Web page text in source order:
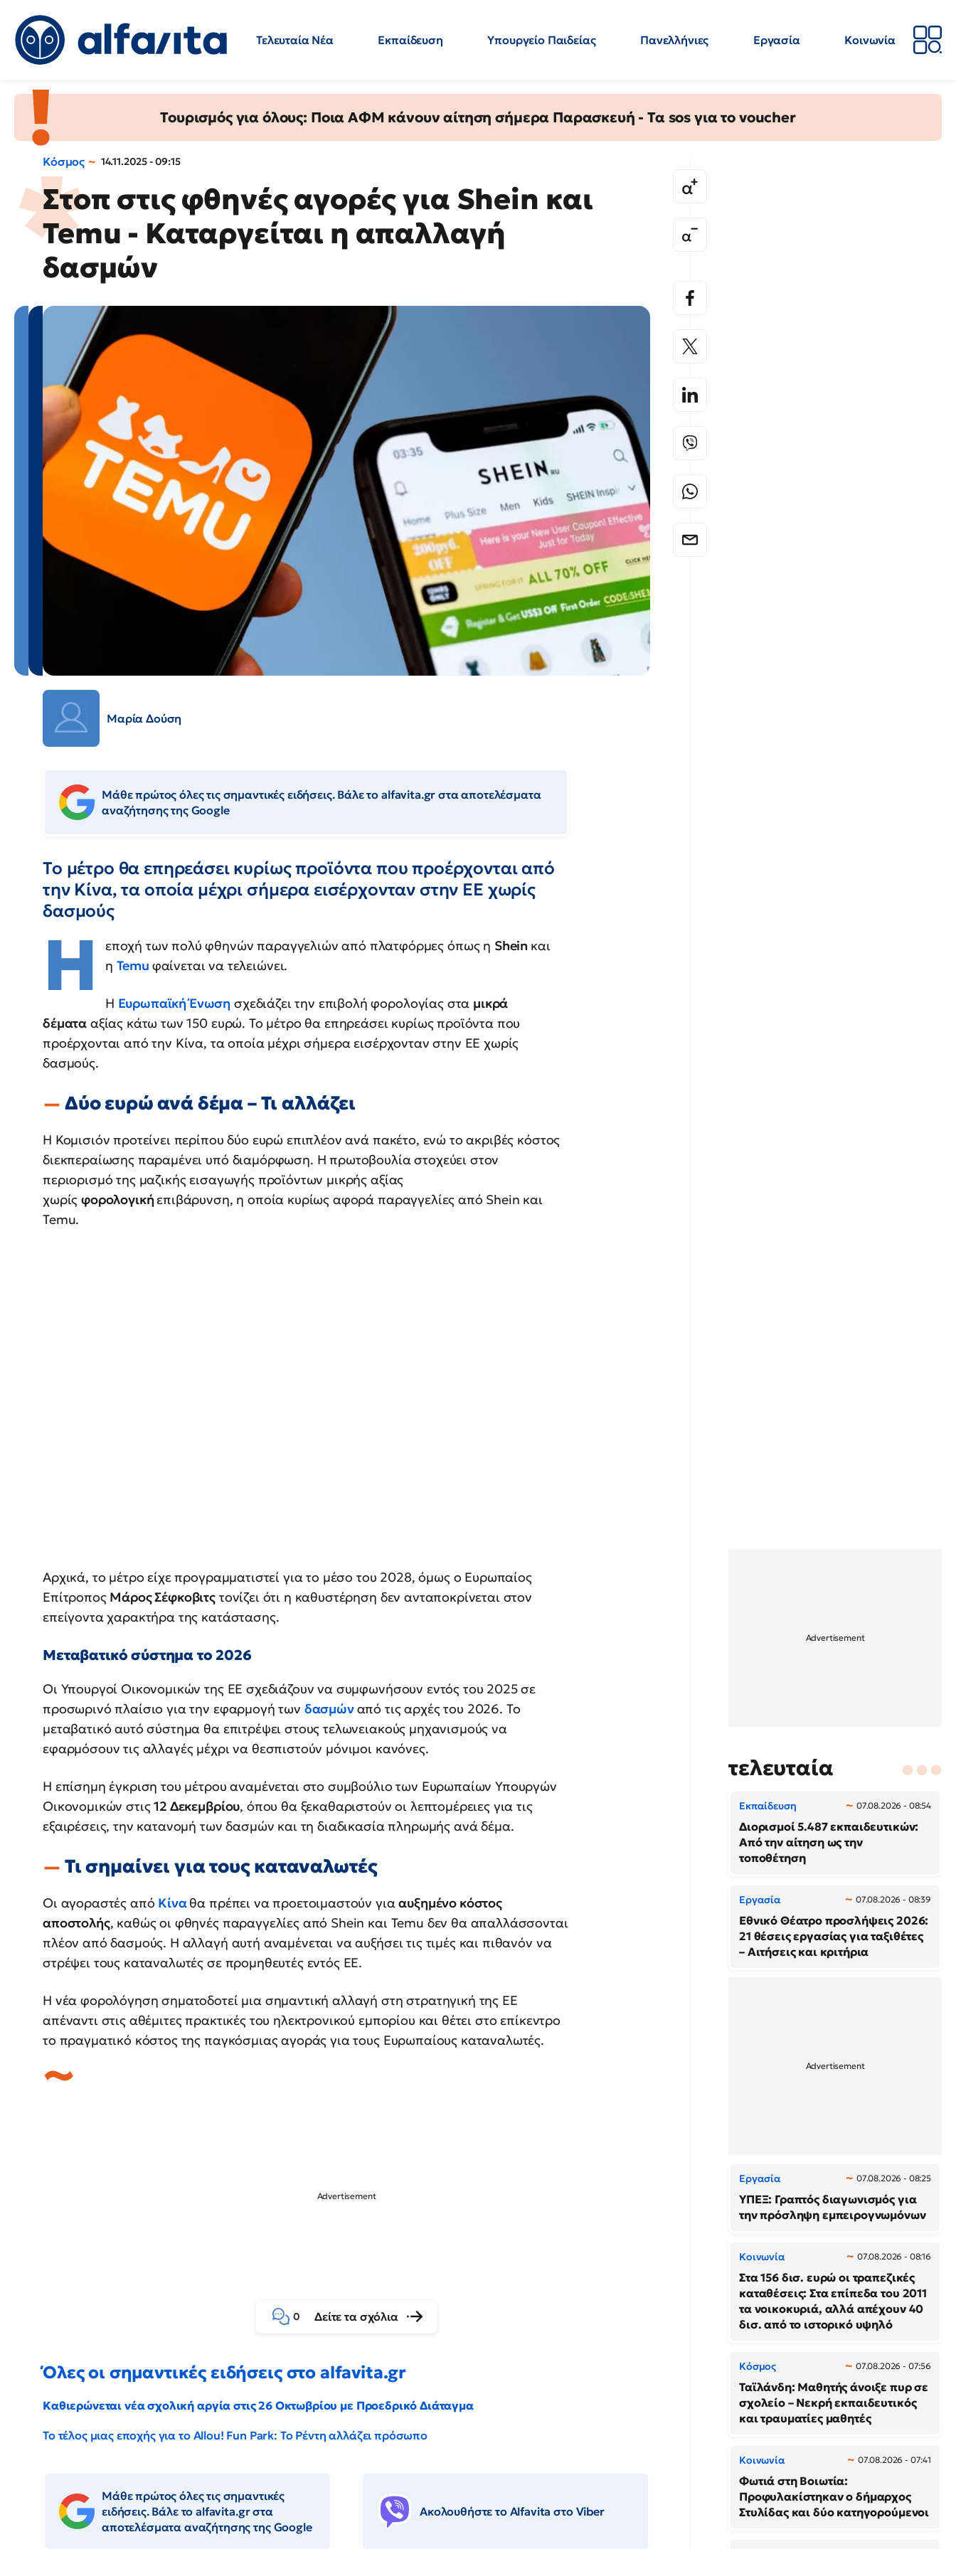
Τελευταία Νέα Εκπαίδευση Υπουργείο Παιδείας Πανελλήνιες Εργασία
Κοινωνία
Τουρισμός για όλους: Ποια ΑΦΜ κάνουν αίτηση σήμερα Παρασκευή - Τα sos για το voucher
Κόσμος 14.11.2025 - 09:15
Στοπ στις φθηνές αγορές για Shein και
Temu - Καταργείται η απαλλαγή
δασμών
Μαρία Δούση
Μάθε πρώτος όλες τις σημαντικές ειδήσεις. Βάλε το alfavita.gr στα αποτελέσματα
αναζήτησης της Google
Το μέτρο θα επηρεάσει κυρίως προϊόντα που προέρχονται από
την Κίνα, τα οποία μέχρι σήμερα εισέρχονταν στην ΕΕ χωρίς
δασμούς
Η εποχή των πολύ φθηνών παραγγελιών από πλατφόρμες όπως η Shein και
η Temu φαίνεται να τελειώνει.
Η Ευρωπαϊκή Ένωση σχεδιάζει την επιβολή φορολογίας στα μικρά
δέματα αξίας κάτω των 150 ευρώ. Το μέτρο θα επηρεάσει κυρίως προϊόντα που
προέρχονται από την Κίνα, τα οποία μέχρι σήμερα εισέρχονταν στην ΕΕ χωρίς
δασμούς.
Δύο ευρώ ανά δέμα – Τι αλλάζει
Η Κομισιόν προτείνει περίπου δύο ευρώ επιπλέον ανά πακέτο, ενώ το ακριβές κόστος
διεκπεραίωσης παραμένει υπό διαμόρφωση. Η πρωτοβουλία στοχεύει στον
περιορισμό της μαζικής εισαγωγής προϊόντων μικρής αξίας
χωρίςφορολογικήεπιβάρυνση, η οποία κυρίως αφορά παραγγελίες από Shein και
Temu.
Αρχικά, το μέτρο είχε προγραμματιστεί για το μέσο του 2028, όμως ο Ευρωπαίος
Επίτροπος Μάρος Σέφκοβιτς τονίζει ότι η καθυστέρηση δεν ανταποκρίνεται στον
επείγοντα χαρακτήρα της κατάστασης.
Μεταβατικό σύστημα το 2026
Οι Υπουργοί Οικονομικών της ΕΕ σχεδιάζουν να συμφωνήσουν εντός του 2025 σε
προσωρινό πλαίσιο για την εφαρμογή των δασμώναπό τις αρχές του 2026. Το
μεταβατικό αυτό σύστημα θα επιτρέψει στους τελωνειακούς μηχανισμούς να
εφαρμόσουν τις αλλαγές μέχρι να θεσπιστούν μόνιμοι κανόνες.
Η επίσημη έγκριση του μέτρου αναμένεται στο συμβούλιο των Ευρωπαίων Υπουργών
Οικονομικών στις12 Δεκεμβρίου, όπου θα ξεκαθαριστούν οι λεπτομέρειες για τις
εξαιρέσεις, την κατανομή των δασμών και τη διαδικασία πληρωμής ανά δέμα.
Τι σημαίνει για τους καταναλωτές
Οι αγοραστές από Κίναθα πρέπει να προετοιμαστούν γιααυξημένο κόστος
αποστολής, καθώς οι φθηνές παραγγελίες από Shein και Temu δεν θα απαλλάσσονται
πλέον από δασμούς. Η αλλαγή αυτή αναμένεται να αυξήσει τις τιμές και πιθανόν να
στρέψει τους καταναλωτές σε προμηθευτές εντός ΕΕ.
Η νέα φορολόγηση σηματοδοτεί μια σημαντική αλλαγή στη στρατηγική της ΕΕ
απέναντι στις αθέμιτες πρακτικές του ηλεκτρονικού εμπορίου και θέτει στο επίκεντρο
το πραγματικό κόστος της παγκόσμιας αγοράς για τους Ευρωπαίους καταναλωτές.
0 Δείτε τα σχόλια
Όλες οι σημαντικές ειδήσεις στο alfavita.gr
Καθιερώνεται νέα σχολική αργία στις 26 Οκτωβρίου με Προεδρικό Διάταγμα
Το τέλος μιας εποχής για το Allou! Fun Park: Το Ρέντη αλλάζει πρόσωπο
Μάθε πρώτος όλες τις σημαντικές
ειδήσεις. Βάλε το alfavita.gr στα
αποτελέσματα αναζήτησης της Google
Ακολουθήστε το Αlfavita στο Viber
τελευταία
Εκπαίδευση 07.08.2026 - 08:54
Διορισμοί 5.487 εκπαιδευτικών:
Από την αίτηση ως την
τοποθέτηση
Εργασία 07.08.2026 - 08:39
Εθνικό Θέατρο προσλήψεις 2026:
21 θέσεις εργασίας για ταξιθέτες
– Αιτήσεις και κριτήρια
Εργασία 07.08.2026 - 08:25
ΥΠΕΞ: Γραπτός διαγωνισμός για
την πρόσληψη εμπειρογνωμόνων
Κοινωνία 07.08.2026 - 08:16
Στα 156 δισ. ευρώ οι τραπεζικές
καταθέσεις: Στα επίπεδα του 2011
τα νοικοκυριά, αλλά απέχουν 40
δισ. από το ιστορικό υψηλό
Κόσμος 07.08.2026 - 07:56
Ταϊλάνδη: Μαθητής άνοιξε πυρ σε
σχολείο – Νεκρή εκπαιδευτικός
και τραυματίες μαθητές
Κοινωνία 07.08.2026 - 07:41
Φωτιά στη Βοιωτία:
Προφυλακίστηκαν ο δήμαρχος
Στυλίδας και δύο κατηγορούμενοι